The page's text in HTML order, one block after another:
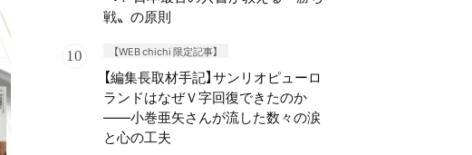
戦〟の原則
【WEB chichi 限定記事】
【編集長取材手記】サンリオピューロ
ランドはなぜＶ字回復できたのか
——小巻亜矢さんが流した数々の涙
と心の工夫